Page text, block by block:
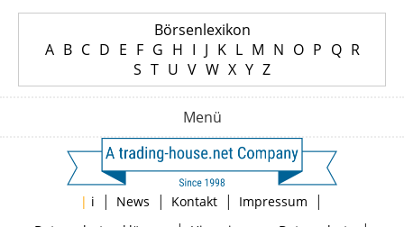
Börsenlexikon
A B C D E F G H I J K L M N O P Q R
S T U V W X Y Z
Menü
| i | News | Kontakt | Impressum |